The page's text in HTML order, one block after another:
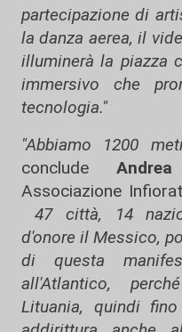
partecipazione di
la danza aerea, il
illuminerà la piazza
immersivo che
tecnologia."
"Abbiamo 1200
conclude
Associazione
47 città, 14
d'onore il Messico,
di questa
all'Atlantico,
Lituania, quindi